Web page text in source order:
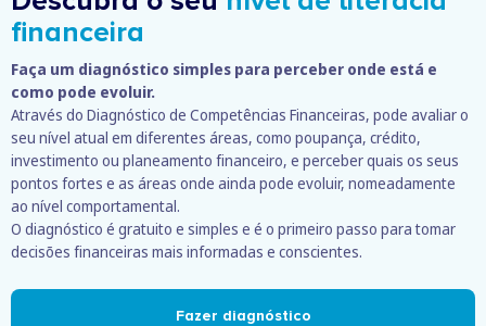
financeira
Faça um diagnóstico simples para perceber onde está e
como pode evoluir.
Através do Diagnóstico de Competências Financeiras, pode avaliar o
seu nível atual em diferentes áreas, como poupança, crédito,
investimento ou planeamento financeiro, e perceber quais os seus
pontos fortes e as áreas onde ainda pode evoluir, nomeadamente
ao nível comportamental.
O diagnóstico é gratuito e simples e é o primeiro passo para tomar
decisões financeiras mais informadas e conscientes.
Fazer diagnóstico